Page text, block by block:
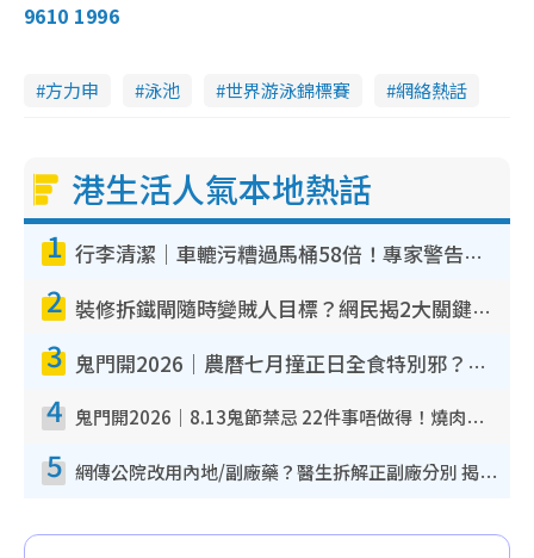
9610 1996
方力申 泳池 世界游泳錦標賽 網絡熱話
港生活人氣本地熱話
1 行李清潔｜車轆污糟過馬桶58倍！專家警告忌用酒精抹 教1招免污手除菌
2 裝修拆鐵閘隨時變賊人目標？網民揭2大關鍵用途：裝新式等於白裝？附新舊鐵閘分別
3 鬼門開2026｜農曆七月撞正日全食特別邪？專家警告切忌做一事！揭4大禁忌+2招保平安
4 鬼門開2026｜8.13鬼節禁忌 22件事唔做得！燒肉、刺身要少食？半夜勿吹口哨/打呢個電話
5 網傳公院改用內地/副廠藥？醫生拆解正副廠分別 揭4類人換藥隨時出事